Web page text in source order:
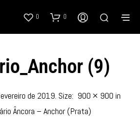
0 0
(9)
de 2019. Size: 900 × 900 in
Âncora – Anchor (Prata)